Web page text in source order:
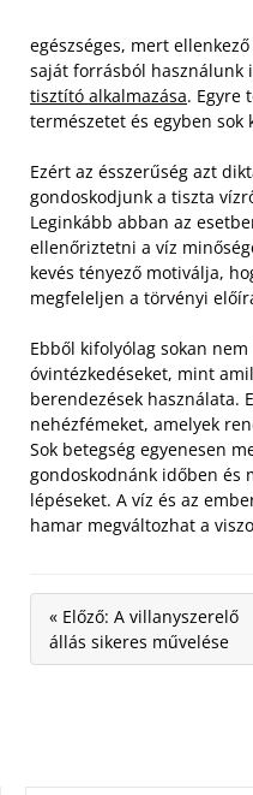
egészséges, mert
saját forrásból használunk
tisztító alkalmazása. Egyre
természetet és egyben
Ezért az ésszerűség azt
gondoskodjunk a tiszta
Leginkább abban az
ellenőriztetni a víz
kevés tényező motiválja,
megfeleljen a törvényi
Ebből kifolyólag sokan
óvintézkedéseket, mint
berendezések használata.
nehézfémeket, amelyek
Sok betegség egyenesen
gondoskodnánk időben és
lépéseket. A víz és az
hamar megváltozhat a
« Előző: A villanyszerelő
állás sikeres művelése